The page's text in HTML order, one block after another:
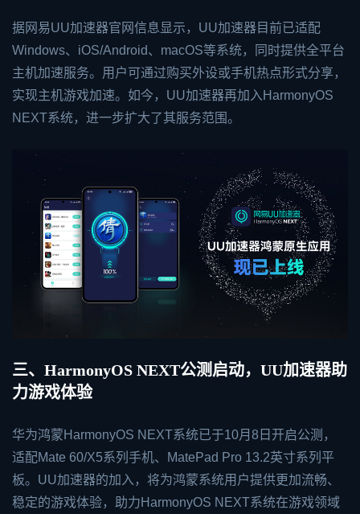
据网易UU加速器官网信息显示，UU加速器目前已适配
Windows、iOS/Android、macOS等系统，同时提供全平台
主机加速服务。用户可通过购买外设或手机热点形式分享，
实现主机游戏加速。如今，UU加速器再加入HarmonyOS
NEXT系统，进一步扩大了其服务范围。
三、HarmonyOS NEXT公测启动，UU加速器助
力游戏体验
华为鸿蒙HarmonyOS NEXT系统已于10月8日开启公测，
适配Mate 60/X5系列手机、MatePad Pro 13.2英寸系列平
板。UU加速器的加入，将为鸿蒙系统用户提供更加流畅、
稳定的游戏体验，助力HarmonyOS NEXT系统在游戏领域